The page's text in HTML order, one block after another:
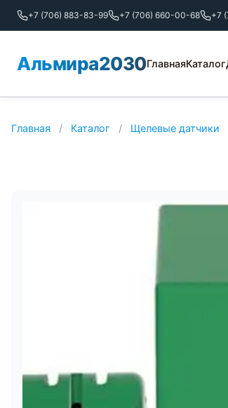
+7 (706) 883-83-99 +7 (706) 660-00-68 +7
Альмира2030ГлавнаяКаталог
Главная / Каталог / Щелевые датчики